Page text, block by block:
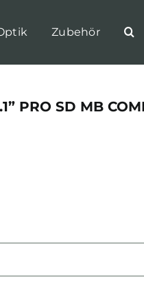
Zubehör
PRO SD MB